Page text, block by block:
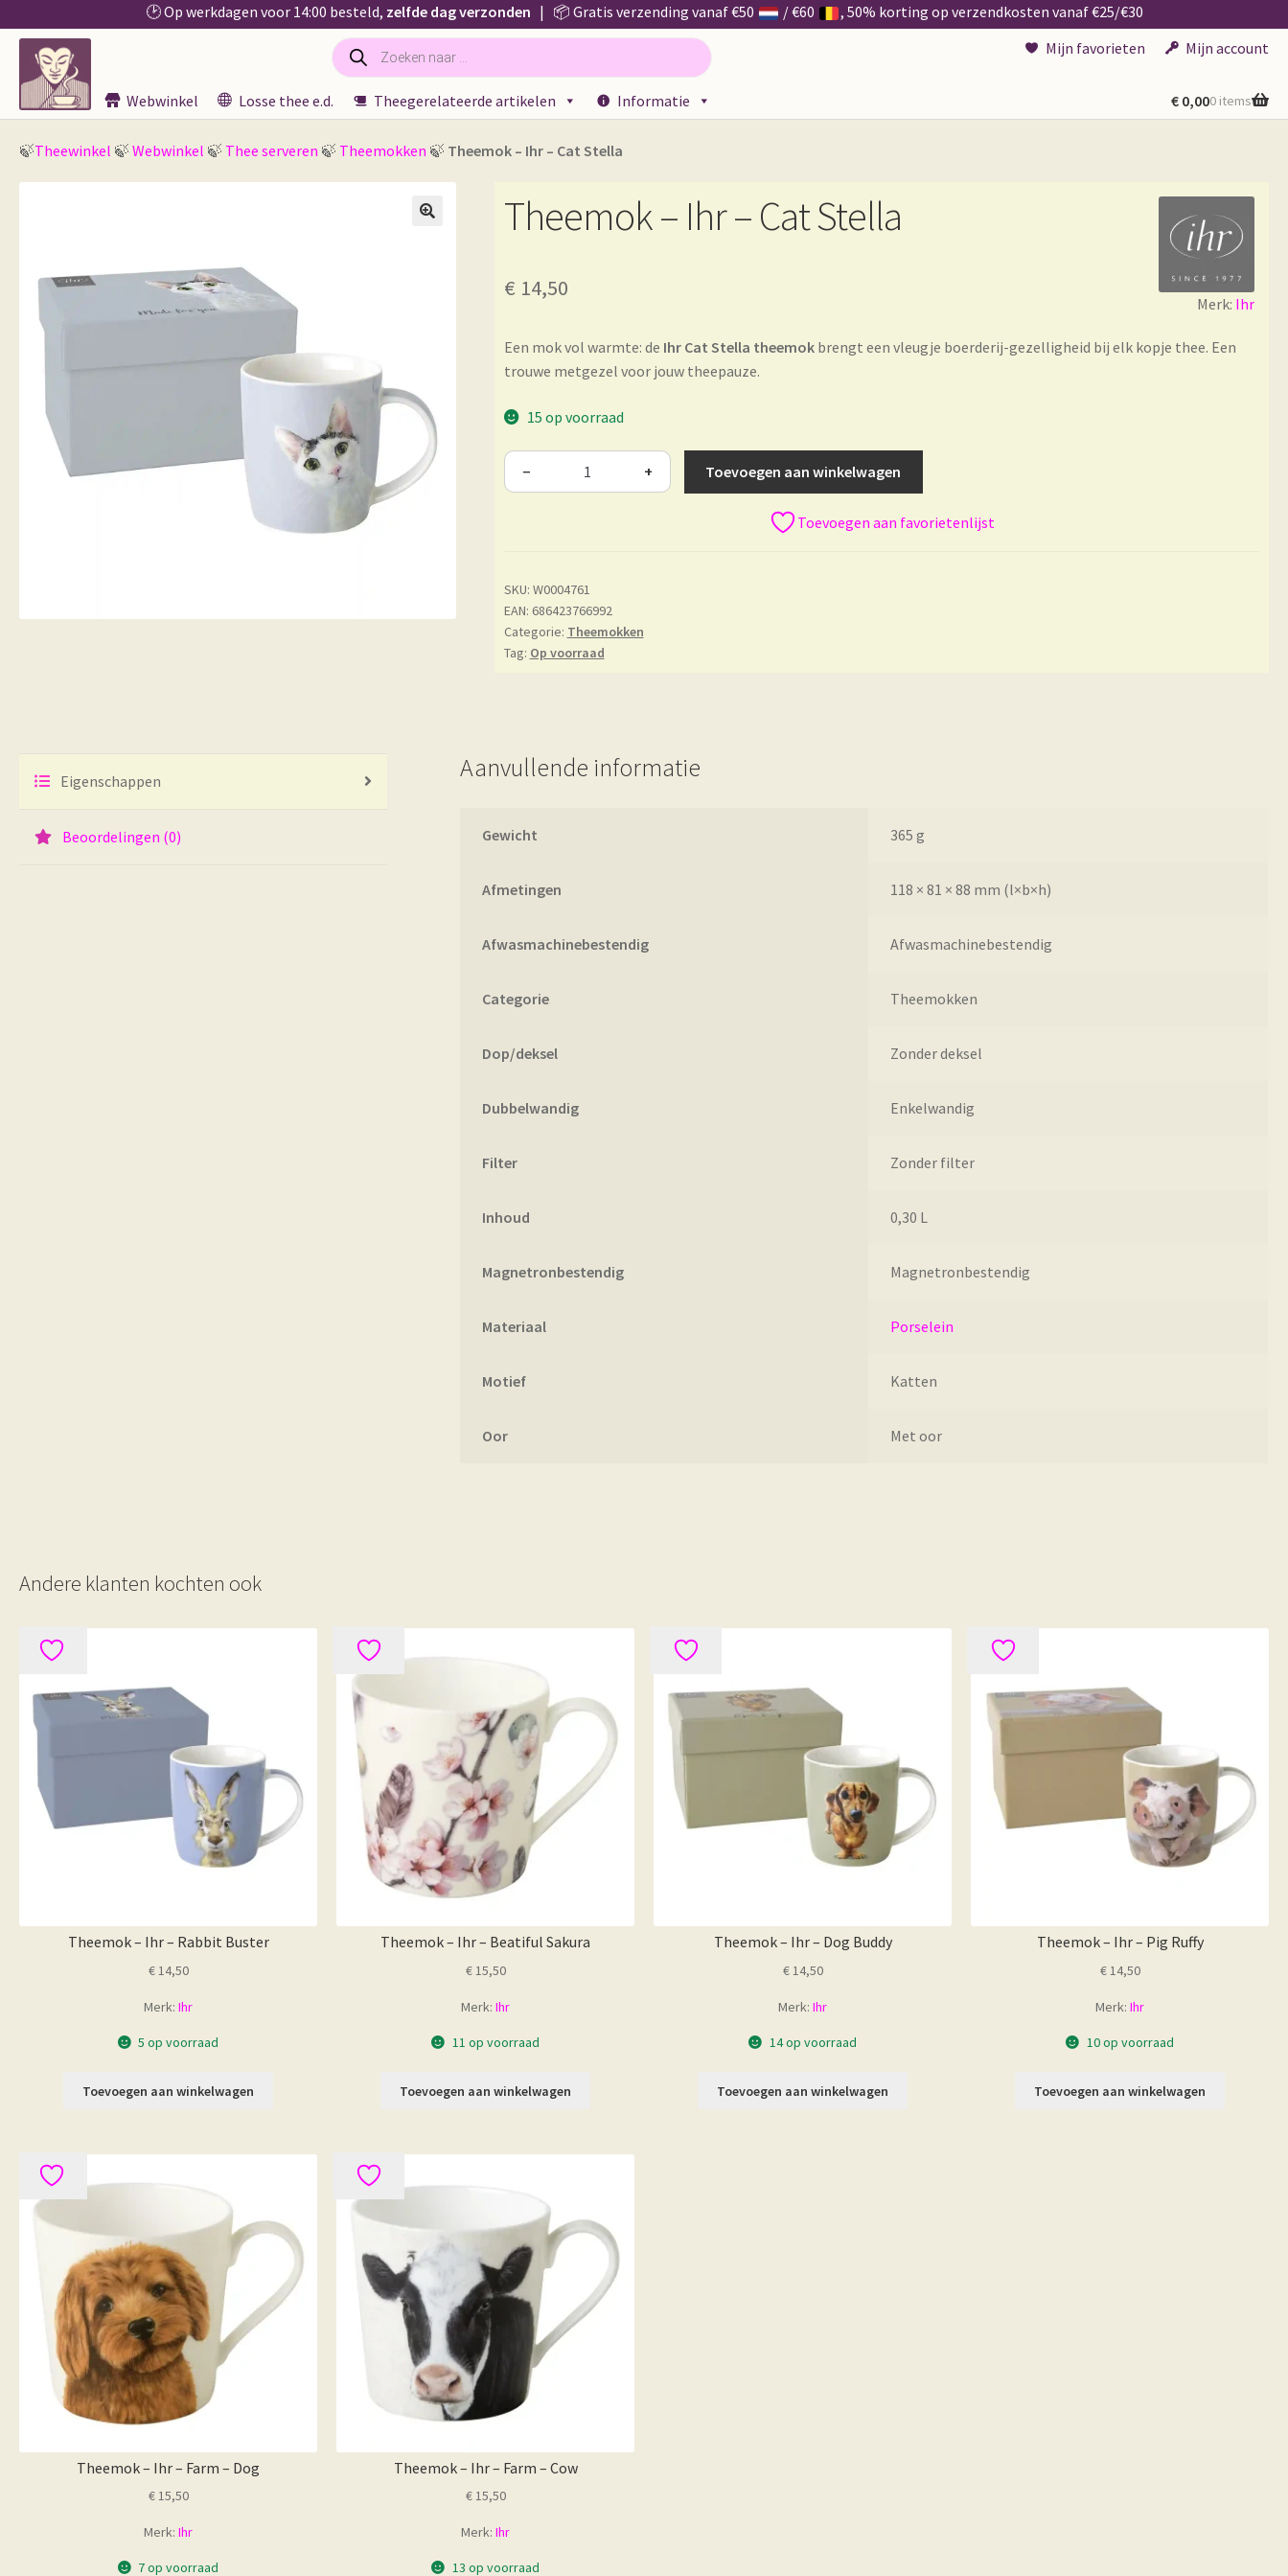
🕑 Op werkdagen voor 14:00 besteld, zelfde dag verzonden | 📦 Gratis verzending vanaf €50 / €60
, 50% korting op verzendkosten vanaf €25/€30
Ga
door
naar
navigatie
Ga
naar
inhoud
Mijn favorieten Mijn account
Producten
zoeken
Webwinkel Losse thee e.d. Theegerelateerde artikelen Informatie € 0,000 items
🍃Theewinkel 🍃 Webwinkel 🍃 Thee serveren 🍃 Theemokken 🍃 Theemok – Ihr – Cat Stella
Merk: Ihr
Theemok – Ihr – Cat Stella
€ 14,50
Een mok vol warmte: de Ihr Cat Stella theemokbrengt een vleugje boerderij-gezelligheid bij elk kopje thee. Een
trouwe metgezel voor jouw theepauze.
15 op voorraad
− + Toevoegen aan winkelwagen
Toevoegen aan favorietenlijst
SKU: W0004761
EAN: 686423766992
Categorie: Theemokken
Tag: Op voorraad
Eigenschappen
Beoordelingen (0)
Aanvullende informatie
Gewicht 365 g
Afmetingen 118 × 81 × 88 mm (l×b×h)
Afwasmachinebestendig Afwasmachinebestendig
Categorie Theemokken
Dop/deksel Zonder deksel
Dubbelwandig Enkelwandig
Filter Zonder filter
Inhoud 0,30 L
Magnetronbestendig Magnetronbestendig
Materiaal Porselein
Motief Katten
Oor Met oor
Andere klanten kochten ook
Theemok – Ihr – Rabbit Buster
€14,50
Merk: Ihr
5 op voorraad
Toevoegen aan winkelwagen
Theemok – Ihr – Beatiful Sakura
€15,50
Merk: Ihr
11 op voorraad
Toevoegen aan winkelwagen
Theemok – Ihr – Dog Buddy
€14,50
Merk: Ihr
14 op voorraad
Toevoegen aan winkelwagen
Theemok – Ihr – Pig Ruffy
€14,50
Merk: Ihr
10 op voorraad
Toevoegen aan winkelwagen
Theemok – Ihr – Farm – Dog
€15,50
Merk: Ihr
7 op voorraad
Theemok – Ihr – Farm – Cow
€15,50
Merk: Ihr
13 op voorraad